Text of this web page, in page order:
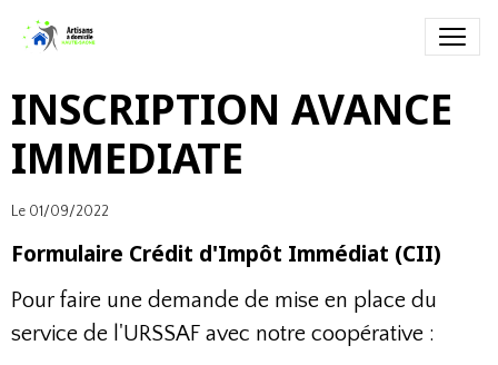
INSCRIPTION AVANCE
IMMEDIATE
Le 01/09/2022
Formulaire Crédit d'Impôt Immédiat (CII)
Pour faire une demande de mise en place du
service de l'URSSAF avec notre coopérative :